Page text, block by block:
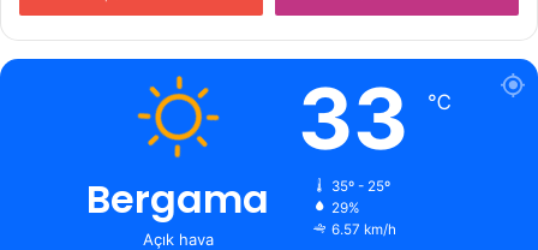
Bergama
Açık hava
33 ℃
35º - 25º
29%
6.57 km/h